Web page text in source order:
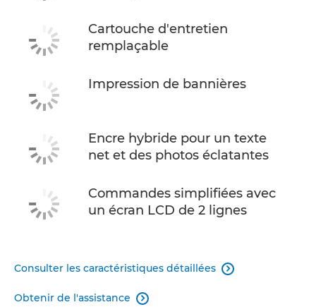
Cartouche d'entretien
remplaçable
Impression de bannières
Encre hybride pour un texte
net et des photos éclatantes
Commandes simplifiées avec
un écran LCD de 2 lignes
Consulter les caractéristiques détaillées 
Obtenir de l'assistance 